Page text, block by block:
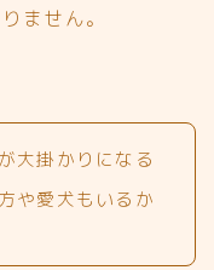
ません。
大掛かりになる
や愛犬もいるか